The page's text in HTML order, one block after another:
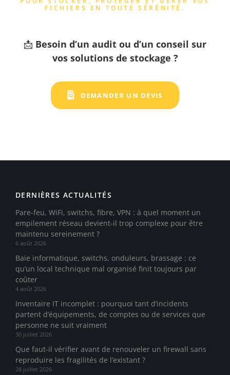
FICHIERS EN TOUTE SÉRÉNITÉ.
📩 Besoin d’un audit ou d’un conseil sur
vos solutions de stockage ?
DEMANDER UN DEVIS
DERNIÈRES ACTUALITÉS
Pare-feu, WiFi, switchs, fibre, VPN : à quel moment un
empilement réseau devient-il trop complexe pour être
maintenu sereinement ?
6 août 2026
Baie informatique, switchs, onduleurs, brassage : ce
qu’un local technique mal organisé finit toujours par
coûter
4 août 2026
Inventaire IT incomplet : pourquoi tant d’incidents
partent d’équipements, de comptes ou de services que
personne ne suit vraiment
30 juillet 2026
Que faut-il vérifier avant de renouveler un firewall sans
reproduire les fragilités de l’existant ?
28 juillet 2026